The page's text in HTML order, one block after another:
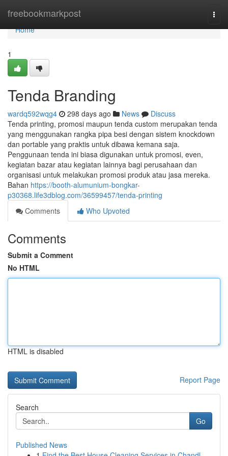
freebookmarkpost
Home
Home
1
Tenda Branding
wardq592wqg4 298 days ago News
Discuss
Tenda printing, promosi maupun tenda custom merupakan tenda
yang menggunakan rangka pipa besi dengan sistem knockdown
dan portable yang praktis untuk dibawa kemana saja.
Penggunaan tenda ini biasa digunakan untuk promosi, even,
kegiatan bazar atau kegiatan lainnya bagi perusahaan dan
organisasi untuk melakukan promosi produk atau jasa mereka.
Bahan https://booth-alumunium-bongkar-
p30368.life3dblog.com/36599457/tenda-printing
Comments
Who Upvoted
Comments
Submit a Comment
No HTML
HTML is disabled
Report Page
Search
Go
Published News